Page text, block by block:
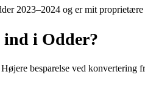
2023–2024 og er mit
i Odder?
besparelse ved konvertering